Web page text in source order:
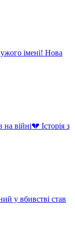
імені! Нова
війні💔 Історія з
у вбивстві став